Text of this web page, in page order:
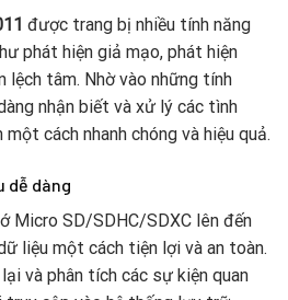
được trang bị nhiều tính năng
phát hiện giả mạo, phát hiện
lệch tâm. Nhờ vào những tính
nhận biết và xử lý các tình
cách nhanh chóng và hiệu quả.
dễ dàng
Micro SD/SDHC/SDXC lên đến
liệu một cách tiện lợi và an toàn.
và phân tích các sự kiện quan